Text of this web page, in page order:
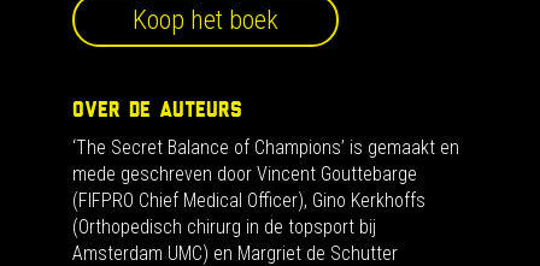
Koop het boek
OVER DE AUTEURS
‘The Secret Balance of Champions’ is gemaakt en
mede geschreven door Vincent Gouttebarge
(FIFPRO Chief Medical Officer), Gino Kerkhoffs
(Orthopedisch chirurg in de topsport bij
Amsterdam UMC) en Margriet de Schutter